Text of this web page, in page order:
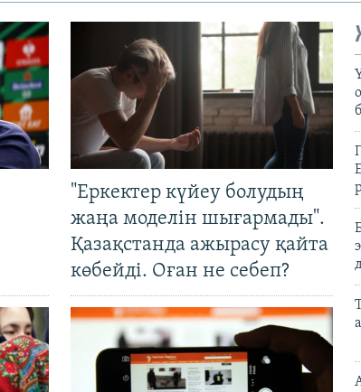
"Еркектер күйеу болудың
жаңа моделін шығармады".
Қазақстанда ажырасу қайта
көбейді. Оған не себеп?